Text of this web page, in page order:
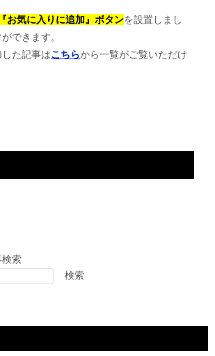
『お気に入りに追加』ボタンを設置しまし
ができます。
た記事はこちらから一覧がご覧いただけ
検索
検索